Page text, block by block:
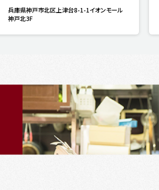
兵庫県神戸市北区上津台8-1-1イオンモール
神戸北3F